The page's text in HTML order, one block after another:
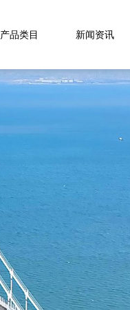
产品类目 新闻资讯